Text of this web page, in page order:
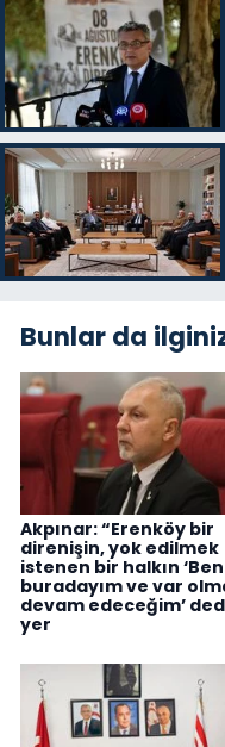
Bunlar da
Akpınar: “Erenköy bir
direnişin, yok edilmek
istenen bir halkın ‘Ben
buradayım ve var
devam edeceğim’
yer